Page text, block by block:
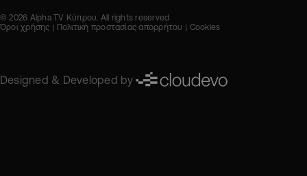
© 2026 Alpha TV Κύπρου. All rights reserved
Όροι χρήσης
Πολιτική προστασίας απορρήτου Cookies
Designed & Developed by